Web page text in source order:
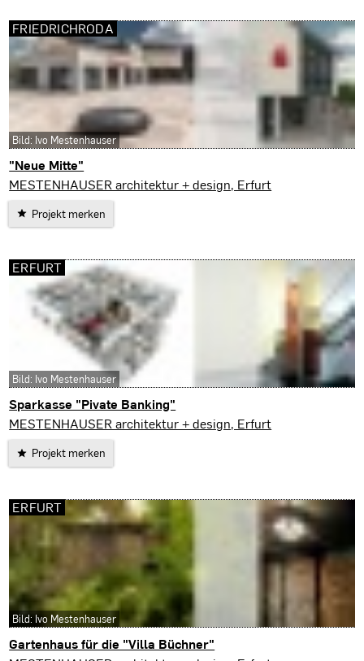
"Neue Mitte"
Friedrichroda
MESTENHAUSER architektur + design, Erfurt
Projekt merken
FRIEDRICHRODA
Bild: Ivo Mestenhauser
Sparkasse "Pivate Banking"
Erfurt
MESTENHAUSER architektur + design, Erfurt
Projekt merken
ERFURT
Bild: Ivo Mestenhauser
Gartenhaus für die "Villa Büchner"
ERFURT
Bild: Ivo Mestenhauser